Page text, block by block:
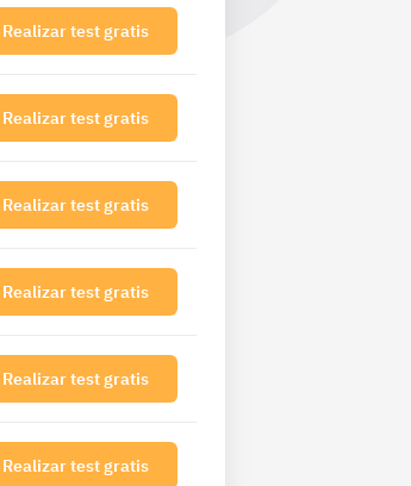
Realizar test gratis
Realizar test gratis
Realizar test gratis
Realizar test gratis
Realizar test gratis
Realizar test gratis